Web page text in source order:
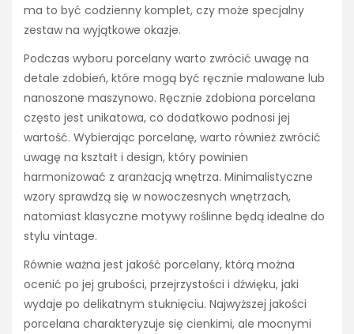
ma to być codzienny komplet, czy może specjalny
zestaw na wyjątkowe okazje.
Podczas wyboru porcelany warto zwrócić uwagę na
detale zdobień, które mogą być ręcznie malowane lub
nanoszone maszynowo. Ręcznie zdobiona porcelana
często jest unikatowa, co dodatkowo podnosi jej
wartość. Wybierając porcelanę, warto również zwrócić
uwagę na kształt i design, który powinien
harmonizować z aranżacją wnętrza. Minimalistyczne
wzory sprawdzą się w nowoczesnych wnętrzach,
natomiast klasyczne motywy roślinne będą idealne do
stylu vintage.
Równie ważna jest jakość porcelany, którą można
ocenić po jej grubości, przejrzystości i dźwięku, jaki
wydaje po delikatnym stuknięciu. Najwyższej jakości
porcelana charakteryzuje się cienkimi, ale mocnymi